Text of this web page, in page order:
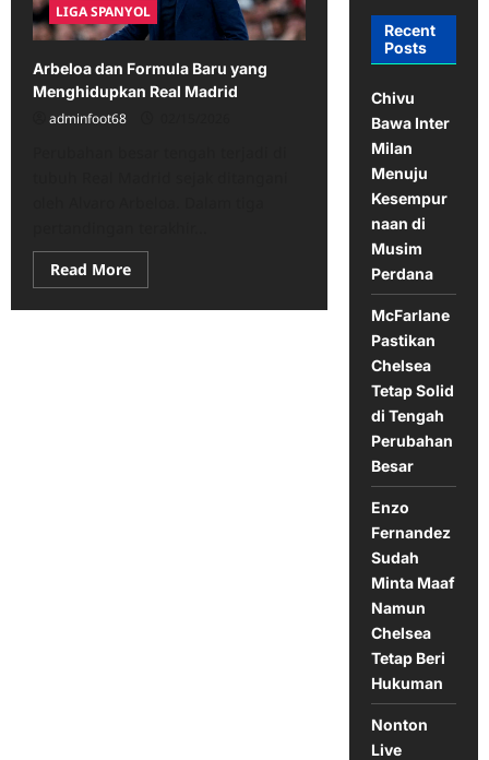
LIGA SPANYOL
Arbeloa dan Formula Baru yang
Menghidupkan Real Madrid
adminfoot68
Read MoreRead
more
Arbeloa
Recent
Posts
Chivu
Bawa Inter
Milan
Menuju
Kesempur
naan di
Musim
Perdana
McFarlane
Pastikan
Chelsea
Tetap Solid
di Tengah
Perubahan
Besar
Enzo
Fernandez
Sudah
Minta Maaf
Namun
Chelsea
Tetap Beri
Hukuman
Nonton
Live